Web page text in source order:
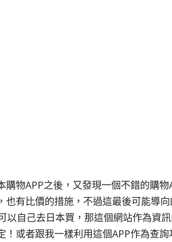
物APP之後，又發現一個不錯的購
也有比價的措施，不過這最後可能導
以自己去日本買，那這個網站作為資
！或者跟我一樣利用這個APP作為查